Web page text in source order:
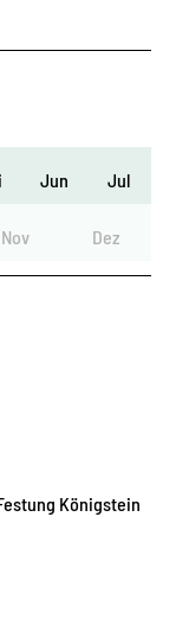
Jun Jul
Nov Dez
Königstein